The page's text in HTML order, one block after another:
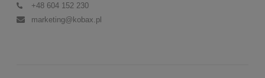
+48 604 152 230
marketing@kobax.pl